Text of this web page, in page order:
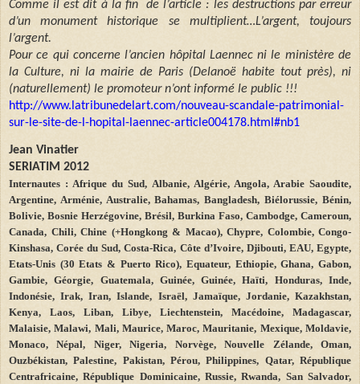
Comme il est dit à la fin
de l’article : les destructions par erreur
d’un monument historique se multiplient…L’argent, toujours
l’argent.
Pour ce qui concerne l’ancien hôpital Laennec ni le ministère de
la Culture, ni la mairie de Paris (Delanoë habite tout près), ni
(naturellement) le promoteur n’ont informé le public !!!
http://www.latribunedelart.com/nouveau-scandale-patrimonial-
sur-le-site-de-l-hopital-laennec-article004178.html#nb1
Jean Vinatier
SERIATIM 2012
Internautes : Afrique du Sud, Albanie, Algérie, Angola, Arabie Saoudite,
Argentine, Arménie, Australie, Bahamas, Bangladesh, Biélorussie, Bénin,
Bolivie, Bosnie Herzégovine, Brésil, Burkina Faso, Cambodge, Cameroun,
Canada, Chili, Chine (+Hongkong & Macao), Chypre, Colombie, Congo-
Kinshasa, Corée du Sud, Costa-Rica, Côte d’Ivoire, Djibouti, EAU, Egypte,
Etats-Unis (30 Etats & Puerto Rico), Equateur, Ethiopie, Ghana, Gabon,
Gambie, Géorgie, Guatemala, Guinée, Guinée, Haïti, Honduras, Inde,
Indonésie, Irak, Iran, Islande, Israël, Jamaïque, Jordanie, Kazakhstan,
Kenya, Laos, Liban, Libye, Liechtenstein, Macédoine, Madagascar,
Malaisie, Malawi, Mali, Maurice, Maroc, Mauritanie, Mexique, Moldavie,
Monaco, Népal, Niger, Nigeria, Norvège, Nouvelle Zélande, Oman,
Ouzbékistan, Palestine, Pakistan, Pérou, Philippines, Qatar, République
Centrafricaine, République Dominicaine, Russie, Rwanda, San Salvador,